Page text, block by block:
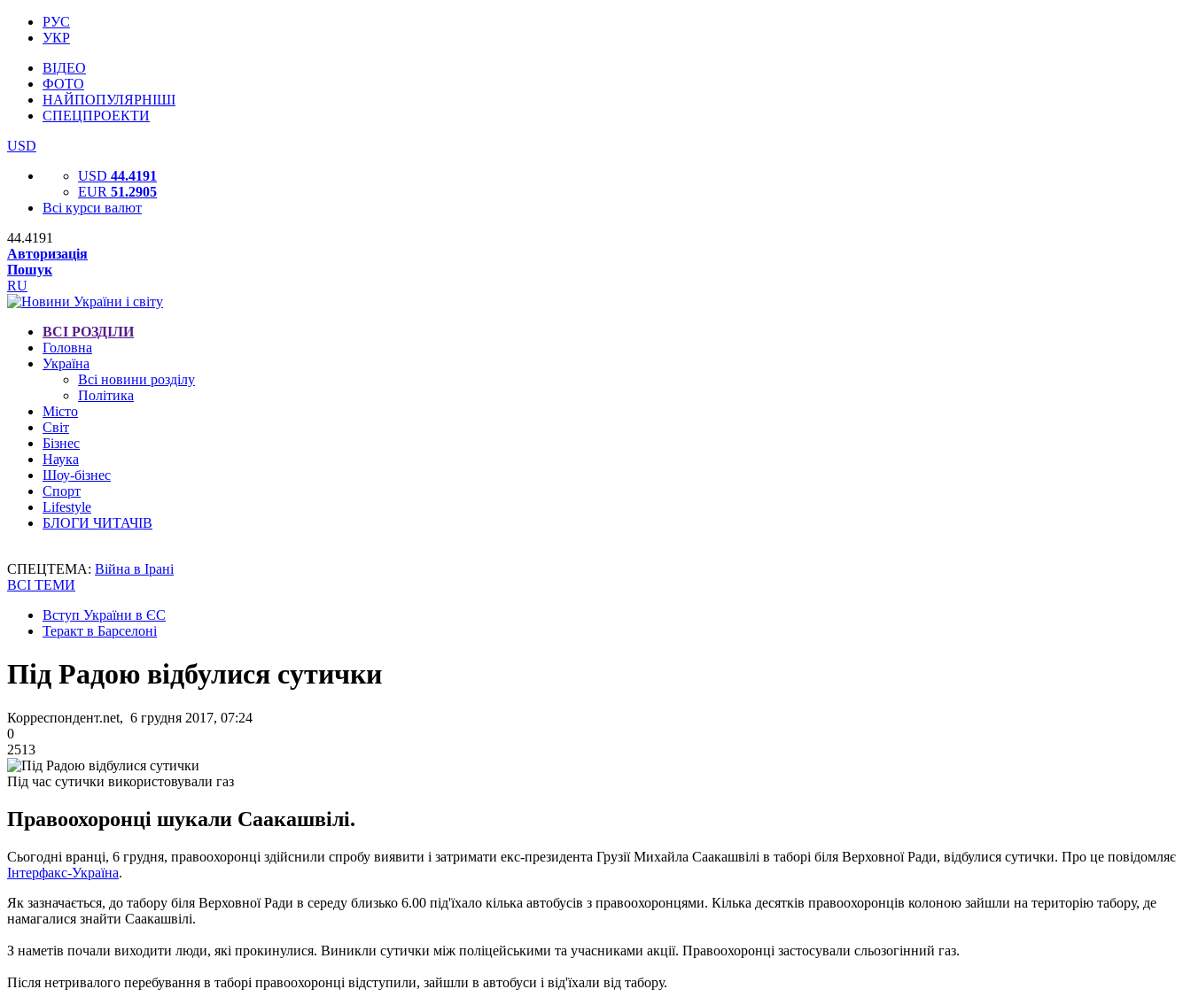
РУС
УКР
ВІДЕО
ФОТО
НАЙПОПУЛЯРНІШІ
СПЕЦПРОЕКТИ
USD
USD 44.4191
EUR 51.2905
Всі курси валют
44.4191
Авторизація
Пошук
RU
ВСІ РОЗДІЛИ
Головна
Україна
Всі новини розділу
Політика
Місто
Світ
Бізнес
Наука
Шоу-бізнес
Спорт
Lifestyle
БЛОГИ ЧИТАЧІВ
СПЕЦТЕМА: Війна в Ірані
ВСІ ТЕМИ
Вступ України в ЄС
Теракт в Барселоні
Під Радою відбулися сутички
Корреспондент.net, 6 грудня 2017, 07:24
0
2513
Під час сутички використовували газ
Правоохоронці шукали Саакашвілі.
Сьогодні вранці, 6 грудня, правоохоронці здійснили спробу виявити і затримати екс-президента Грузії Михайла Саакашвілі в таборі біля Верховної Ради, відбулися сутички. Про це повідомляє
Інтерфакс-Україна.
Як зазначається, до табору біля Верховної Ради в середу близько 6.00 під'їхало кілька автобусів з правоохоронцями. Кілька десятків правоохоронців колоною зайшли на територію табору, де
намагалися знайти Саакашвілі.
З наметів почали виходити люди, які прокинулися. Виникли сутички між поліцейськими та учасниками акції. Правоохоронці застосували сльозогінний газ.
Після нетривалого перебування в таборі правоохоронці відступили, зайшли в автобуси і від'їхали від табору.